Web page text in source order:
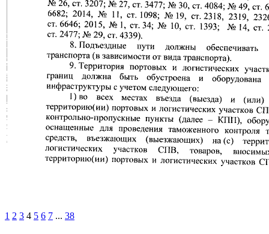
1 2 3 4 5 6 7 ... 38